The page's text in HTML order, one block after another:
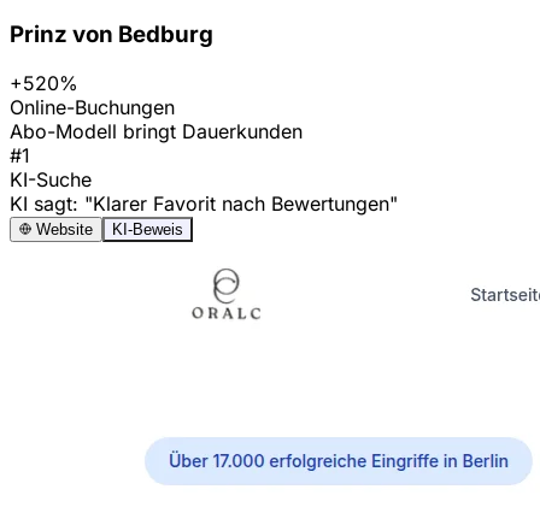
Prinz von Bedburg
+520%
Online-Buchungen
Abo-Modell bringt Dauerkunden
#1
KI-Suche
KI sagt: "Klarer Favorit nach Bewertungen"
Website KI-Beweis